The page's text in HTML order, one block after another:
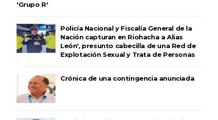
'Grupo R'
Policía Nacional y Fiscalía General de la
Nación capturan en Riohacha a Alias
León', presunto cabecilla de una Red de
Explotación Sexual y Trata de Personas
Crónica de una contingencia anunciada